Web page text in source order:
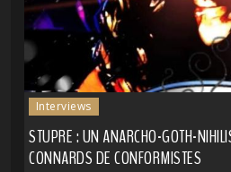
Interviews
STUPRE : UN ANARCHO-GOTH-
CONNARDS DE CONFORMISTES